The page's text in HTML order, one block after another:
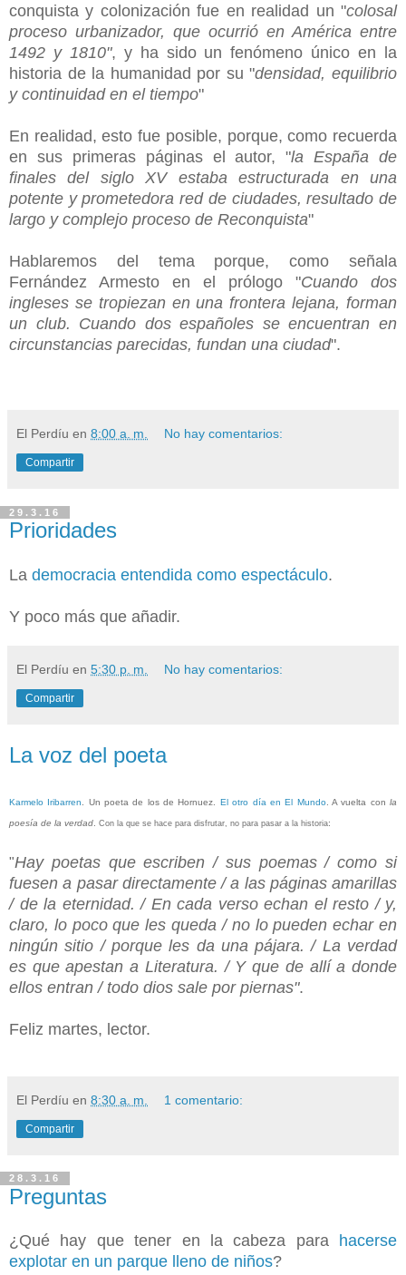
conquista y colonización fue en realidad un "colosal
proceso urbanizador, que ocurrió en América entre
1492 y 1810", y ha sido un fenómeno único en la
historia de la humanidad por su "densidad, equilibrio
y continuidad en el tiempo"
En realidad, esto fue posible, porque, como recuerda
en sus primeras páginas el autor, "la España de
finales del siglo XV estaba estructurada en una
potente y prometedora red de ciudades, resultado de
largo y complejo proceso de Reconquista"
Hablaremos del tema porque, como señala
Fernández Armesto en el prólogo "Cuando dos
ingleses se tropiezan en una frontera lejana, forman
un club. Cuando dos españoles se encuentran en
circunstancias parecidas, fundan una ciudad".
El Perdíu en 8:00 a. m. No hay comentarios:
Compartir
29.3.16
Prioridades
La democracia entendida como espectáculo.
Y poco más que añadir.
El Perdíu en 5:30 p. m. No hay comentarios:
Compartir
La voz del poeta
Karmelo Iribarren . Un poeta de los de Hornuez. El otro día en El Mundo. A vuelta conla
poesía de la verdad Con la que se hace para disfrutar, no para pasar a la historia:
"Hay poetas que escriben / sus poemas /como si
fuesen a pasar directamente / a las páginas amarillas
/ de la eternidad. / En cada verso echan el resto / y,
claro, lo poco que les queda / no lo pueden echar en
ningún sitio / porque les da una pájara. / La verdad
es que apestan a Literatura. / Y que de allí a donde
ellos entran / todo dios sale por piernas".
Feliz martes, lector.
El Perdíu en 8:30 a. m. 1 comentario:
Compartir
28.3.16
Preguntas
¿Qué hay que tener en la cabeza para hacerse
explotar en un parque lleno de niños?